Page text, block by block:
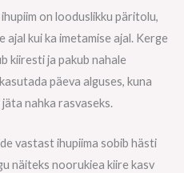
on looduslikku päritolu,
kui ka imetamise ajal. Kerge
kiiresti ja pakub nahale
päeva alguses, kuna
nahka rasvaseks.
vastast ihupiima sobib hästi
näiteks noorukiea kiire kasv